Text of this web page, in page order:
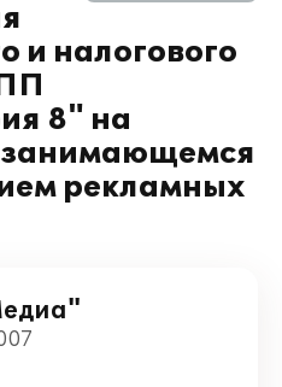
и налогового
8" на
рекламных